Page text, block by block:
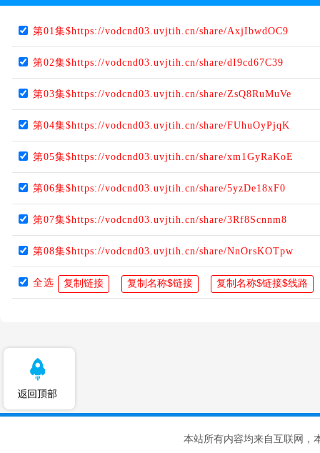
第01集$https://vodcnd03.uvjtih.cn/share/AxjIbwdOC9
第02集$https://vodcnd03.uvjtih.cn/share/dI9cd67C39
第03集$https://vodcnd03.uvjtih.cn/share/ZsQ8RuMuVe
第04集$https://vodcnd03.uvjtih.cn/share/FUhuOyPjqK
第05集$https://vodcnd03.uvjtih.cn/share/xm1GyRaKoE
第06集$https://vodcnd03.uvjtih.cn/share/5yzDe18xF0
第07集$https://vodcnd03.uvjtih.cn/share/3Rf8Scnnm8
第08集$https://vodcnd03.uvjtih.cn/share/NnOrsKOTpw
全选
本站所有内容均来自互联网，